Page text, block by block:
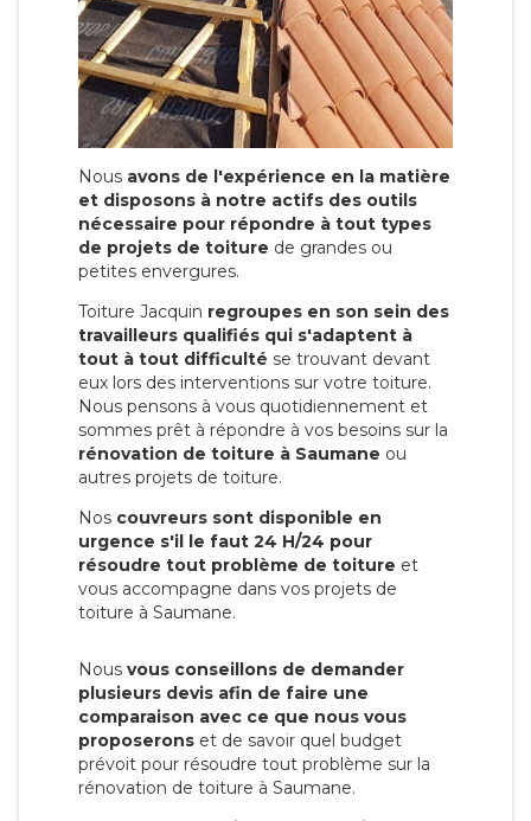
Nous avons de l'expérience en la matière
et disposons à notre actifs des outils
nécessaire pour répondre à tout types
de projets de toiture de grandes ou
petites envergures.
Toiture Jacquin regroupes en son sein des
travailleurs qualifiés qui s'adaptent à
tout à tout difficulté se trouvant devant
eux lors des interventions sur votre toiture.
Nous pensons à vous quotidiennement et
sommes prêt à répondre à vos besoins sur la
rénovation de toiture à Saumane ou
autres projets de toiture.
Nos couvreurs sont disponible en
urgence s'il le faut 24 H/24 pour
résoudre tout problème de toiture et
vous accompagne dans vos projets de
toiture à Saumane.
Nous vous conseillons de demander
plusieurs devis afin de faire une
comparaison avec ce que nous vous
proposerons et de savoir quel budget
prévoit pour résoudre tout problème sur la
rénovation de toiture à Saumane.